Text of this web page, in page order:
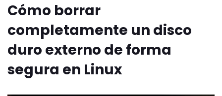
Cómo borrar
completamente un disco
duro externo de forma
segura en Linux